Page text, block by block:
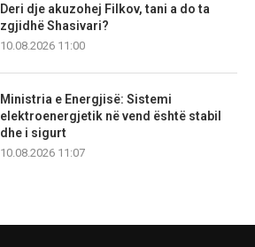
Deri dje akuzohej Filkov, tani a do ta
zgjidhë Shasivari?
10.08.2026 11:00
Ministria e Energjisë: Sistemi
elektroenergjetik në vend është stabil
dhe i sigurt
10.08.2026 11:07